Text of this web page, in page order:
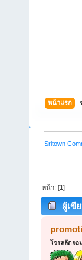
หน้าแรก
Sritown
หน้า: [1]
ผู้เขี
โจรสลัดจอ